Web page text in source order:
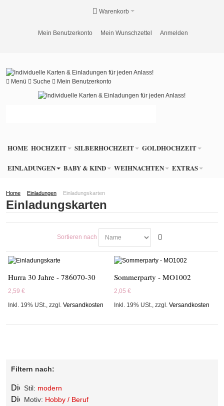
Warenkorb
Mein Benutzerkonto Mein Wunschzettel Anmelden
Menü Suche Mein Benutzerkonto
HOME HOCHZEIT SILBERHOCHZEIT GOLDHOCHZEIT
EINLADUNGEN BABY & KIND WEIHNACHTEN EXTRAS
Home Einladungen Einladungskarten
Einladungskarten
Sortieren nach
Hurra 30 Jahre - 786070-30
2,59 €
Inkl. 19% USt.,zzgl.Versandkosten
Sommerparty - MO1002
2,05 €
Inkl. 19% USt.,zzgl.Versandkosten
Filtern nach:
Stil: modern
Diesen
ArtikelMotiv: Hobby / Beruf
Diesen